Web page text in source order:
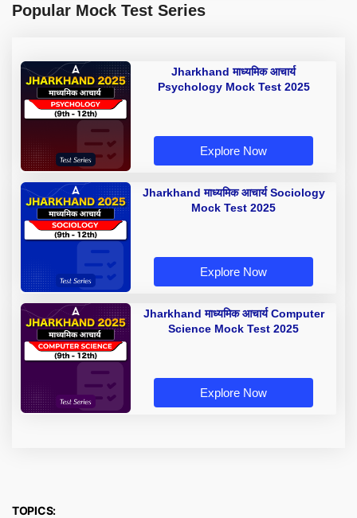
Popular Mock Test Series
Jharkhand माध्यमिक आचार्य
Psychology Mock Test 2025
Explore Now
Jharkhand माध्यमिक आचार्य Sociology
Mock Test 2025
Explore Now
Jharkhand माध्यमिक आचार्य Computer
Science Mock Test 2025
Explore Now
TOPICS: